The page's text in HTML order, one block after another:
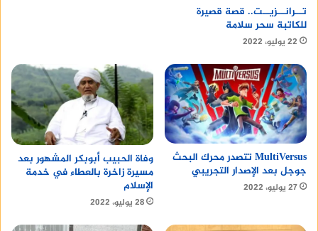
تــرانــزيــت.. قصة قصيرة
للكاتبة سحر سلامة
22 يوليو، 2022
MultiVersus تتصدر محرك البحث
جوجل بعد الإصدار التجريبي
27 يوليو، 2022
وفاة الحبيب أبوبكر المشهور بعد
مسيرة زاخرة بالعطاء في خدمة
الإسلام
28 يوليو، 2022